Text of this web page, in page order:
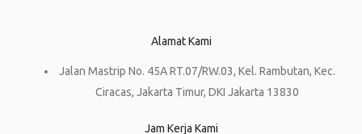
Alamat Kami
Jalan Mastrip No. 45A RT.07/RW.03, Kel. Rambutan, Kec.
Ciracas, Jakarta Timur, DKI Jakarta 13830
Jam Kerja Kami